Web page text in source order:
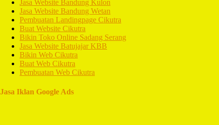
Jasa Website Bandung Kulon
Jasa Website Bandung Wetan
Pembuatan Landingpage Cikutra
Buat Website Cikutra
Bikin Toko Online Sadang Serang
Jasa Website Batujajar KBB
Bikin Web Cikutra
Buat Web Cikutra
Pembuatan Web Cikutra
Jasa Iklan Google Ads